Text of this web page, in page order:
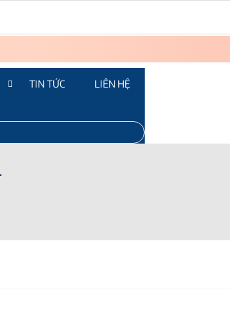
TIN TỨC LIÊN HỆ